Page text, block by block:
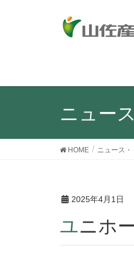
ニュー
HOME ニュース
2025年4月1日
ユニ